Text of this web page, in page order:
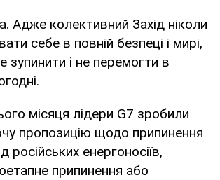
Адже колективний Захід ніколи
себе в повній безпеці і мирі,
зупинити і не перемогти в
місяця лідери G7 зробили
пропозицію щодо припинення
російських енергоносіїв,
припинення або